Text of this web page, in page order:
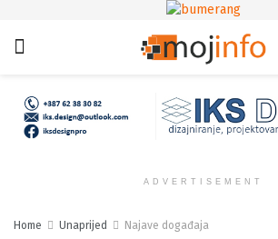
ADVERTISEMENT
Home Unaprijed Najave događaja